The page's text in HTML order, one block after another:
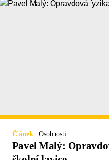
Článek | Osobnosti
Pavel Malý: